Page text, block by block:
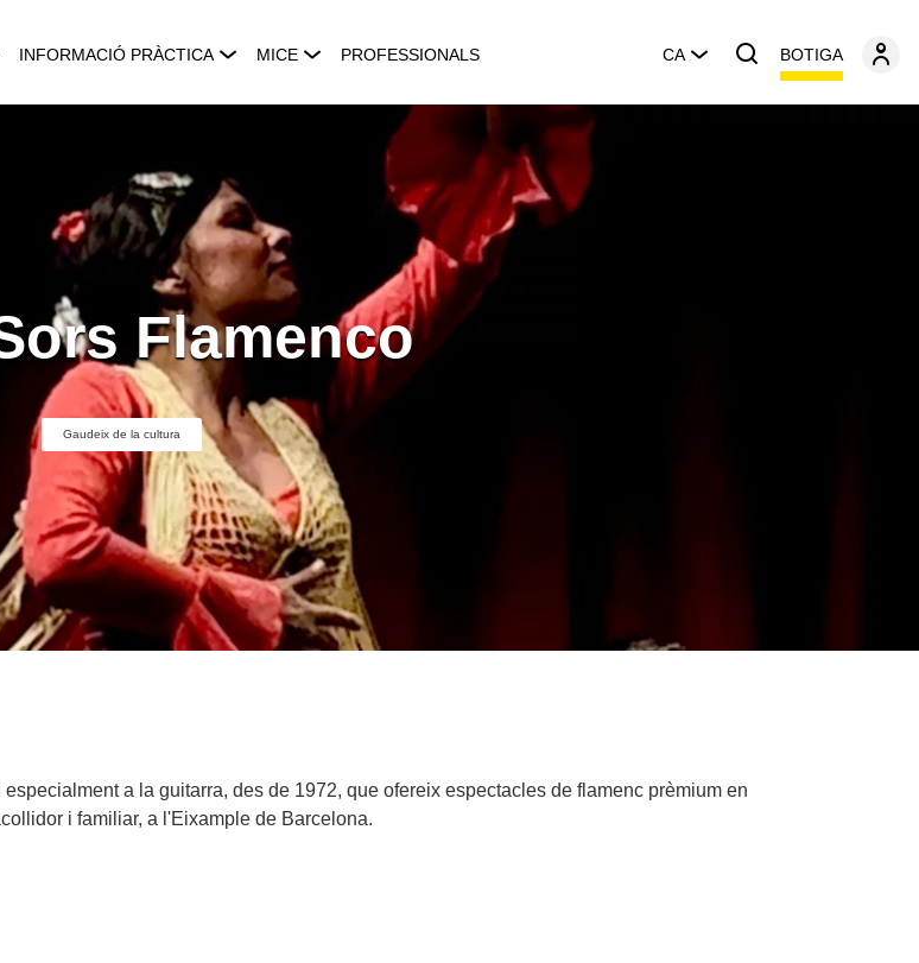
INFORMACIÓ PRÀCTICA MICE PROFESSIONALS CA BOTIGA
Flamenco
Gaudeix de la cultura
a la guitarra, des de 1972, que ofereix espectacles de flamenc prèmium en
i familiar, a l'Eixample de Barcelona.